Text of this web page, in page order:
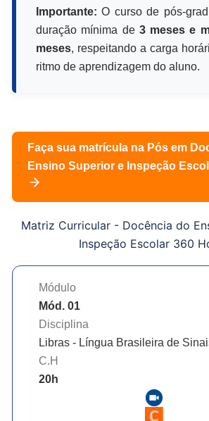
Importante: O curso de pós-
duração mínima de 3 meses e
meses, respeitando a carga
ritmo de aprendizagem do aluno.
Faça sua matrícula na Pós em
Ensino Superior e Inspeção
Matriz Curricular - Docência do
Inspeção Escolar 360
Módulo
Mód. 01
Disciplina
Libras - Língua Brasileira de
C.H
20h